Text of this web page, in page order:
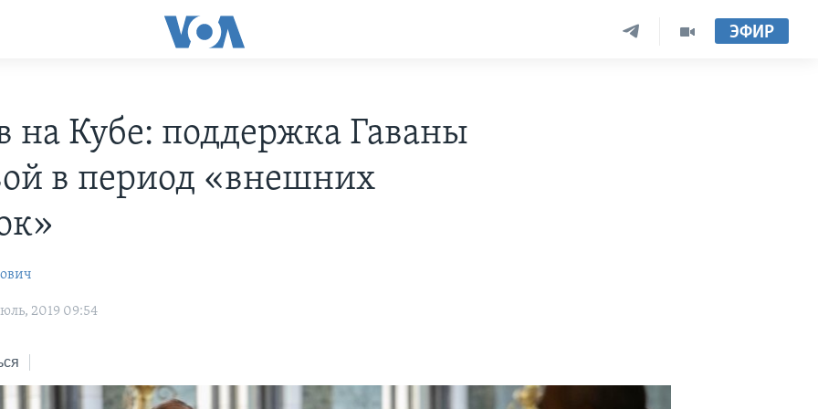
ЭФИР
на Кубе: поддержка Гаваны
в период «внешних
2019 09:54